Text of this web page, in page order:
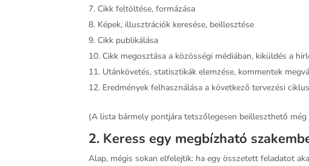
Cikk feltöltése, formázása
Képek, illusztrációk keresése, beillesztése
Cikk publikálása
Cikk megosztása a közösségi médiában, kiküldés a
Utánkövetés, statisztikák elemzése, kommentek
Eredmények felhasználása a következő tervezési
(A lista bármely pontjára tetszőlegesen beilleszthető még
2. Keress egy megbízható
Alap, mégis sokan elfelejtik: ha egy összetett feladatot